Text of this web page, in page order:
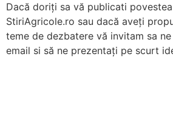
Dacă doriţi sa vă publicati
StiriAgricole.ro sau dacă aveţi
teme de dezbatere vă invitam sa
email si să ne prezentaţi pe scurt